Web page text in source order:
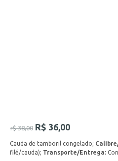
r$38,00 R$ 36,00
Cauda de tamboril congelado;
filé/cauda); Transporte/Entrega: